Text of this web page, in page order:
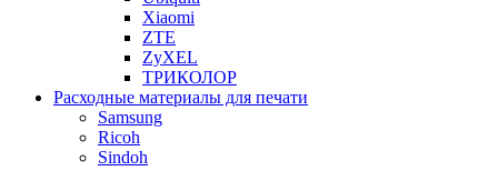
Xiaomi
ZTE
ZyXEL
ТРИКОЛОР
Расходные материалы для печати
Samsung
Ricoh
Sindoh